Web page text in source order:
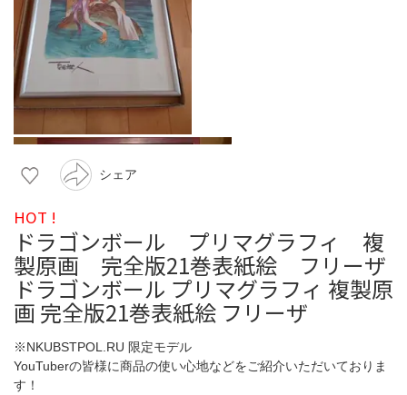
シェア
HOT !
ドラゴンボール プリマグラフィ 複
製原画 完全版21巻表紙絵 フリーザ
ドラゴンボール プリマグラフィ 複製原
画 完全版21巻表紙絵 フリーザ
※NKUBSTPOL.RU 限定モデル
YouTuberの皆様に商品の使い心地などをご紹介いただいておりま
す！